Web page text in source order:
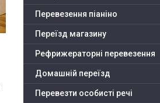
Перевезення піаніно
Переїзд магазину
Рефрижераторні перевезення
Домашній переїзд
Перевезти особисті речі